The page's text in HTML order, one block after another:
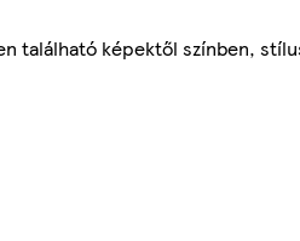
található képektől színben,